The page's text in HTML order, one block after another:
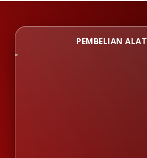
PEMBELIAN ALAT